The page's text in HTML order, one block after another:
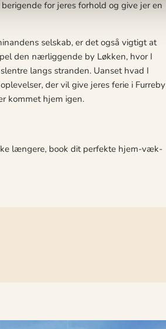
for jeres forhold og give jer en
selskab, er det også vigtigt at
den nærliggende by Løkken, hvor I
langs stranden. Uanset hvad I
der vil give jeres ferie i Furreby
kommet hjem igen.
længere, book dit perfekte hjem-væk-